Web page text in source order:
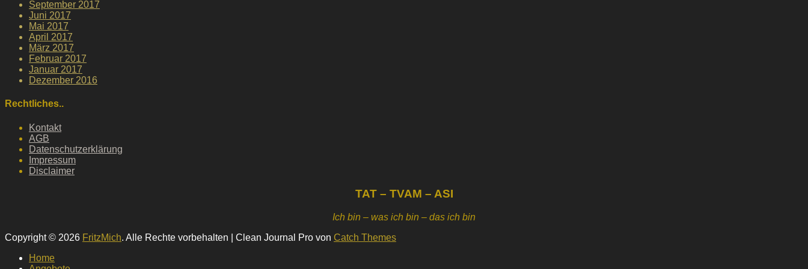
September 2017
Juni 2017
Mai 2017
April 2017
März 2017
Februar 2017
Januar 2017
Dezember 2016
Rechtliches..
Kontakt
AGB
Datenschutzerklärung
Impressum
Disclaimer
TAT – TVAM – ASI
Ich bin – was ich bin – das ich bin
Copyright © 2026 FritzMich. Alle Rechte vorbehalten | Clean Journal Pro von Catch Themes
Home